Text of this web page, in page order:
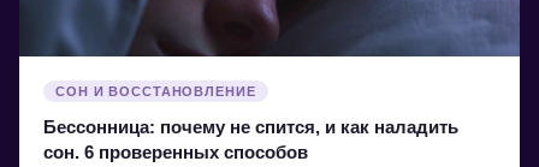
СОН И ВОССТАНОВЛЕНИЕ
Бессонница: почему не спится, и как наладить
сон. 6 проверенных способов